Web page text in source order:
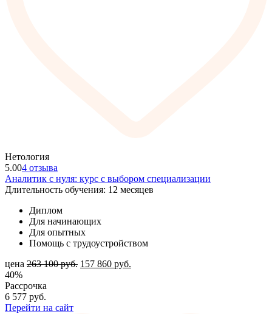
Нетология
5.004 отзыва
Аналитик с нуля: курс с выбором специализации
Длительность обучения: 12 месяцев
Диплом
Для начинающих
Для опытных
Помощь с трудоустройством
цена 263 100руб. 157 860 руб.
40%
Рассрочка
6 577 руб.
Перейти на сайт